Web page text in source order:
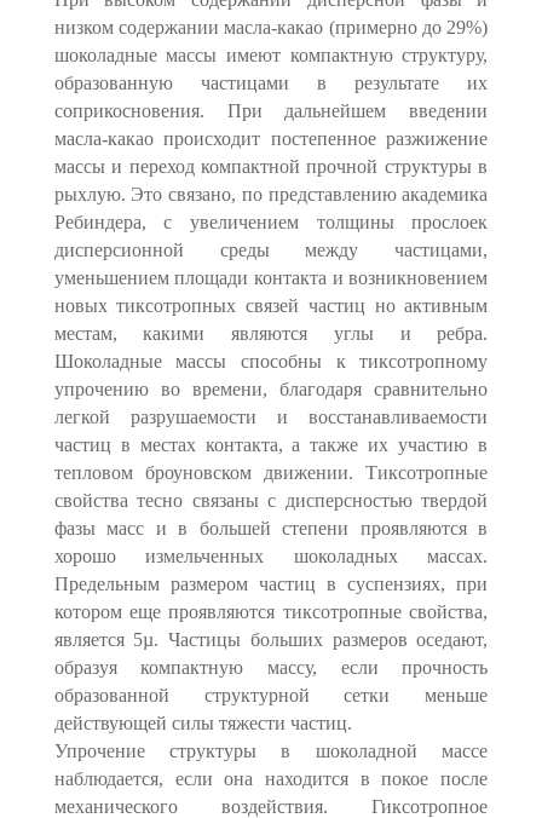
низком содержании масла-какао (примерно до 29%)
шоколадные массы имеют компактную структуру,
образованную частицами в результате их
соприкосновения. При дальнейшем введении
масла-какао происходит постепенное разжижение
массы и переход компактной прочной структуры в
рыхлую. Это связано, по представлению академика
Ребиндера, с увеличением толщины прослоек
дисперсионной среды между частицами,
уменьшением площади контакта и возникновением
новых тиксотропных связей частиц но активным
местам, какими являются углы и ребра.
Шоколадные массы способны к тиксотропному
упрочению во времени, благодаря сравнительно
легкой разрушаемости и восстанавливаемости
частиц в местах контакта, а также их участию в
тепловом броуновском движении. Тиксотропные
свойства тесно связаны с дисперсностью твердой
фазы масс и в большей степени проявляются в
хорошо измельченных шоколадных массах.
Предельным размером частиц в суспензиях, при
котором еще проявляются тиксотропные свойства,
является 5µ. Частицы больших размеров оседают,
образуя компактную массу, если прочность
образованной структурной сетки меньше
действующей силы тяжести частиц.
Упрочение структуры в шоколадной массе
наблюдается, если она находится в покое после
механического воздействия. Гиксотропное